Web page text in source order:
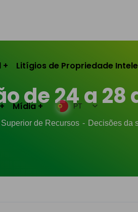
Litígios de Propriedade
Mídia PT
de 24 a 28
de Recursos Decisões da